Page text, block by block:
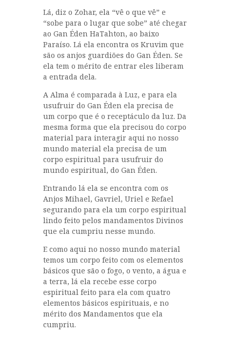
Lá, diz o Zohar, ela “vê o que vê” e
“sobe para o lugar que sobe” até chegar
ao Gan Éden HaTahton, ao baixo
Paraíso. Lá ela encontra os Kruvim que
são os anjos guardiões do Gan Éden. Se
ela tem o mérito de entrar eles liberam
a entrada dela.
A Alma é comparada à Luz, e para ela
usufruir do Gan Éden ela precisa de
um corpo que é o receptáculo da luz. Da
mesma forma que ela precisou do corpo
material para interagir aqui no nosso
mundo material ela precisa de um
corpo espiritual para usufruir do
mundo espiritual, do Gan Éden.
Entrando lá ela se encontra com os
Anjos Mihael, Gavriel, Uriel e Refael
segurando para ela um corpo espiritual
lindo feito pelos mandamentos Divinos
que ela cumpriu nesse mundo.
E como aqui no nosso mundo material
temos um corpo feito com os elementos
básicos que são o fogo, o vento, a água e
a terra, lá ela recebe esse corpo
espiritual feito para ela com quatro
elementos básicos espirituais, e no
mérito dos Mandamentos que ela
cumpriu.